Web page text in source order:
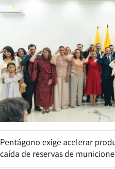
Pentágono exige acelerar
caída de reservas de